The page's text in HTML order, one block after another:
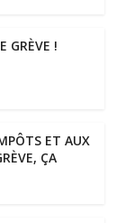
GRÈVE !
ET AUX
ÇA